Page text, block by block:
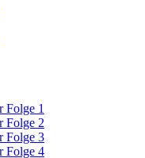
Folge 1
Folge 2
Folge 3
Folge 4